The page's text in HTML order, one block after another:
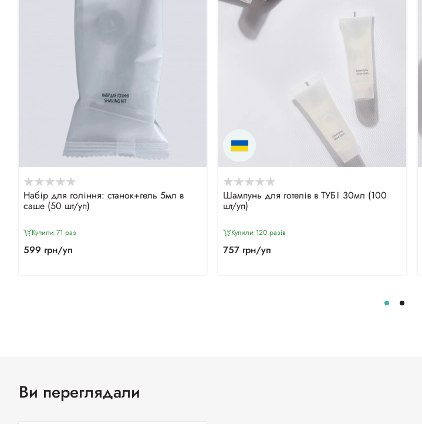
Набір для гоління: станок+гель 5мл в
саше (50 шт/уп)
Купили 71 раз
599 грн/уп
Шампунь для готелів в ТУБІ 30мл (100
шт/уп)
Купили 120 разiв
757 грн/уп
Ви переглядали